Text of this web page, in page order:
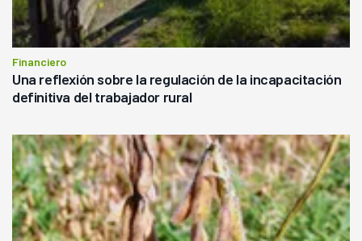
Financiero
Una reflexión sobre la regulación de la incapacitación
definitiva del trabajador rural